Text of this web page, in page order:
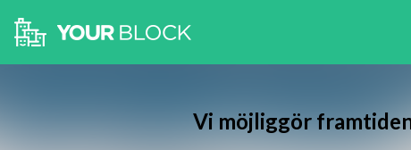
Vi möjliggör